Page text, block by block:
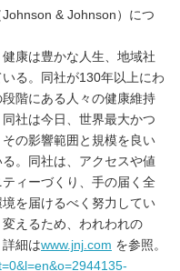
& Johnson）につ
康は豊かな人生、地域社
る。同社が130年以上にわ
階にある人々の健康維持
社は今日、世界最大かつ
の影響範囲と規模を良い
。同社は、アクセスや値
ィーづくり、手の届く全
を届けるべく努力してい
えるため、われわれの
細はwww.jnj.com を参照。